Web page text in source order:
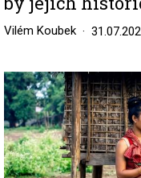
Vilém Koubek
Image